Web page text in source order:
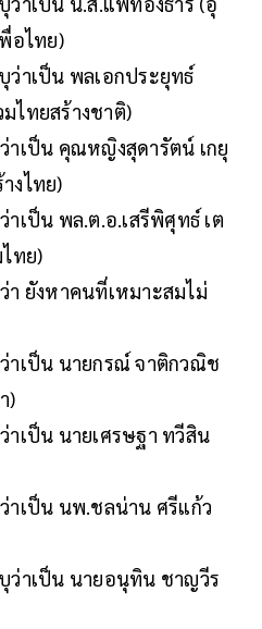
อไทย)
ว่าเป็น พลเอกประยุทธ์
ไทยสร้างชาติ)
าเป็น คุณหญิงสุดารัตน์ เกยุ
งไทย)
เป็น พล.ต.อ.เสรีพิศุทธ์ เต
ทย)
า ยังหาคนที่เหมาะสมไม่
าเป็น นายกรณ์ จาติกวณิช
)
าเป็น นายเศรษฐา ทวีสิน
าเป็น นพ.ชลน่าน ศรีแก้ว
ว่าเป็น นายอนุทิน ชาญวีร